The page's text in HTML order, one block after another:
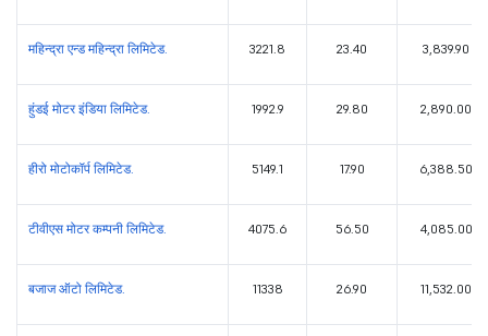
महिन्द्रा एन्ड महिन्द्रा लिमिटेड. 3221.8 23.40 3,839.90
हुंडई मोटर इंडिया लिमिटेड. 1992.9 29.80 2,890.00
हीरो मोटोकॉर्प लिमिटेड. 5149.1 17.90 6,388.50
टीवीएस मोटर कम्पनी लिमिटेड. 4075.6 56.50 4,085.00
बजाज ऑटो लिमिटेड. 11338 26.90 11,532.00